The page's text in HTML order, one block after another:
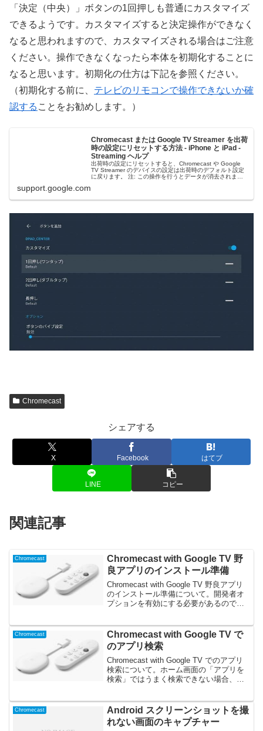
「決定（中央）」ボタンの1回押しも普通にカスタマイズ
できるようです。カスタマイズすると決定操作ができなく
なると思われますので、カスタマイズされる場合はご注意
ください。操作できなくなったら本体を初期化することに
なると思います。初期化の仕方は下記を参照ください。
（初期化する前に、 テレビのリモコンで操作できないか確
認する ことをお勧めします。）
Chromecast または Google TV Streamer を出荷
時の設定にリセットする方法 - iPhone と iPad -
Streaming ヘルプ
出荷時の設定にリセットすると、Chromecast や Google
TV Streamer のデバイスの設定は出荷時のデフォルト設定
に戻ります。 注: この操作を行うとデータが消去されま
support.google.com
Chromecast
シェアする
X Facebook はてブ
LINE コピー
関連記事
Chromecast
Chromecast with Google TV 野
良アプリのインストール準備
Chromecast with Google TV 野良アプリ
のインストール準備について。開発者オ
プションを有効にする必要があるので、
Chromecast
Chromecast with Google TV で
のアプリ検索
Chromecast with Google TV でのアプリ
検索について。ホーム画面の「アプリを
検索」ではうまく検索できない場合、
Chromecast
Android スクリーンショットを撮
れない画面のキャプチャー